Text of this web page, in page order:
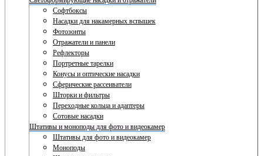
Софтбоксы
Насадки для накамерных вспышек
Фотозонты
Отражатели и панели
Рефлекторы
Портретные тарелки
Конусы и оптические насадки
Сферические рассеиватели
Шторки и фильтры
Переходные кольца и адаптеры
Сотовые насадки
Штативы и моноподы для фото и видеокамер
Штативы для фото и видеокамер
Моноподы